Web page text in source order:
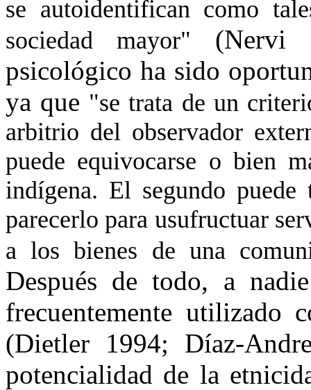
se autoidentifican como
sociedad mayor" (Nervi
psicológico ha sido
ya que "se trata de un
arbitrio del observador
puede equivocarse o bien
indígena. El segundo
parecerlo para usufructuar
a los bienes de una
Después de todo, a
frecuentemente utilizado
(Dietler 1994; Díaz-
potencialidad de la